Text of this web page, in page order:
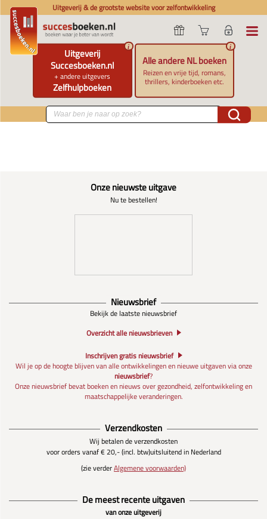
Uitgeverij & de grootste website voor zelfontwikkeling
Uitgeverij
Succesboeken.nl
+ andere uitgevers
Zelfhulpboeken
i
Alle andere NL boeken
Reizen en vrije tijd, romans,
thrillers, kinderboeken etc.
i
Onze nieuwste uitgave
Nu te bestellen!
Nieuwsbrief
Bekijk de laatste nieuwsbrief
Overzicht alle nieuwsbrieven
Inschrijven gratis nieuwsbrief
Wil je op de hoogte blijven van alle ontwikkelingen en nieuwe uitgaven via onze
nieuwsbrief?
Onze nieuwsbrief bevat boeken en nieuws over gezondheid, zelfontwikkeling en
maatschappelijke veranderingen.
Verzendkosten
Wij betalen de verzendkosten
voor orders vanaf € 20,- (incl. btw)uitsluitend in Nederland
(zie verderAlgemene voorwaarden)
De meest recente uitgaven
van onze uitgeverij